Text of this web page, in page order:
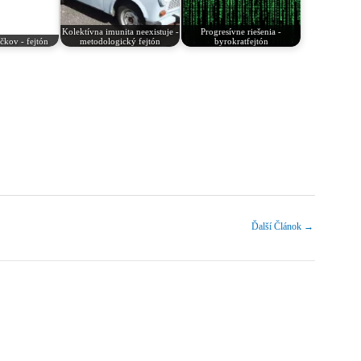
- fejtón
Kolektívna imunita neexistuje -
metodologický fejtón
Progresívne riešenia -
byrokratfejtón
Ďalší Článok →